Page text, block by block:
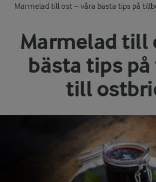
Marmelad till ost – våra bästa tips på
Marmelad till
bästa tips
till